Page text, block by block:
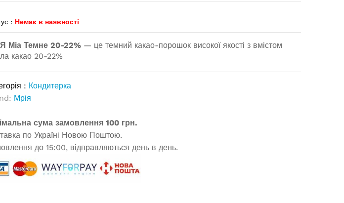
: Немає в наявності
Міа Темне 20-22% — це темний какао-порошок високої якості з вмістом
какао 20-22%
: Кондитерка
Мрія
сума замовлення 100 грн.
по Україні Новою Поштою.
до 15:00, відправляються день в день.